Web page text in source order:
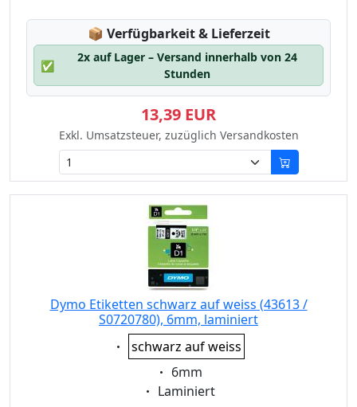
📦 Lagerstatus:
Verfügbarkeit & Lieferzeit
✅
2x auf Lager – Versand innerhalb von 24
Stunden
13,39 EUR
Exkl. Umsatzsteuer, zuzüglich Versandkosten
Dymo Etiketten schwarz auf weiss (43613 /
S0720780), 6mm, laminiert
Eigenschaft:
schwarz auf weiss
Eigenschaft:
6mm
Eigenschaft:
Laminiert